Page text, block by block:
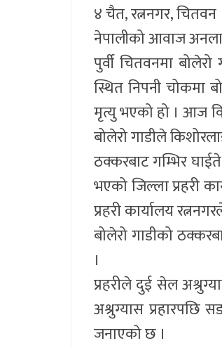
४ चैत, रत्ननगर, चितवन
नेपालीको आवाज
पुर्वी चितवनमा
स्थित निपनी चोकमा
मृत्यु भएको हो । आज
बोलेरो गाडीले
ठक्करबाट गम्भिर
भएको जिल्ला प्रहरी
प्रहरी कार्यालय
बोलेरो गाडीको
।
प्रहरीले दुई सेल
अश्रुग्यास प्रहारपछि
जनाएको छ ।